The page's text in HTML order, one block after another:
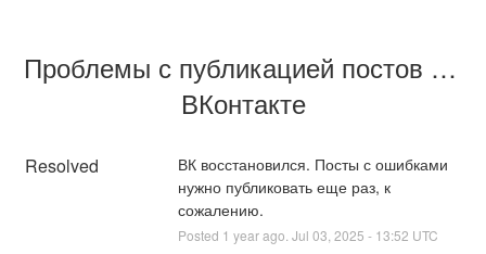
Проблемы с публикацией постов во
ВКонтакте
Resolved
ВК восстановился. Посты с ошибками
нужно публиковать еще раз, к
сожалению.
Posted 1 year ago. Jul 03 2025 - 13:52 UTC